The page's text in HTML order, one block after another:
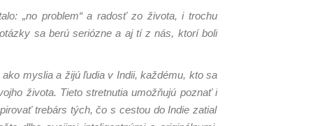
„no problem“ a radosť zo života, i trochu
sa berú seriózne a aj tí z nás, ktorí boli
myslia a žijú ľudia v Indii, každému, kto sa
života. Tieto stretnutia umožňujú poznať i
trebárs tých, čo s cestou do Indie zatiaľ